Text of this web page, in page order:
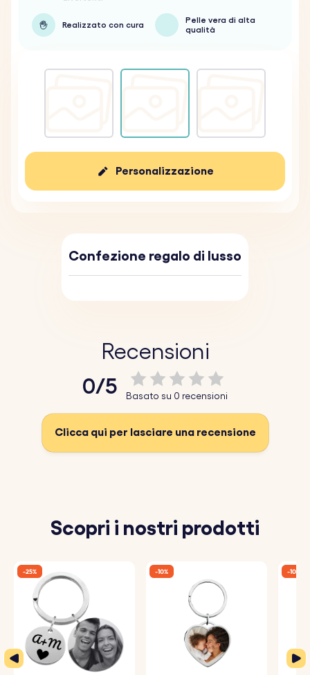
Realizzato con cura
Pelle vera di alta
qualità
Personalizzazione
Confezione regalo di lusso
Recensioni
0/5 Basato su 0 recensioni
Clicca qui per lasciare una recensione
Scopri i nostri prodotti
-25% -10% -10%